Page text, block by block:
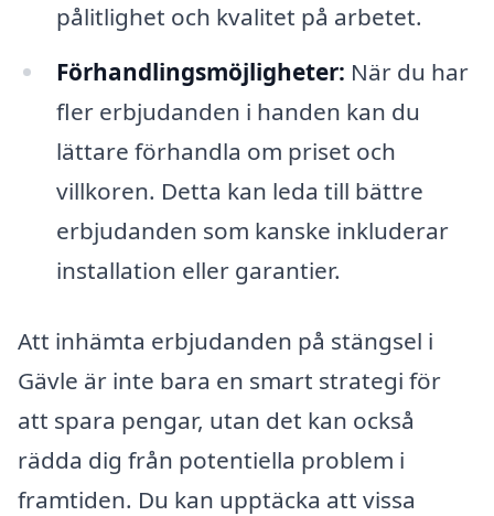
pålitlighet och kvalitet på arbetet.
Förhandlingsmöjligheter: När du har
fler erbjudanden i handen kan du
lättare förhandla om priset och
villkoren. Detta kan leda till bättre
erbjudanden som kanske inkluderar
installation eller garantier.
Att inhämta erbjudanden på stängsel i
Gävle är inte bara en smart strategi för
att spara pengar, utan det kan också
rädda dig från potentiella problem i
framtiden. Du kan upptäcka att vissa